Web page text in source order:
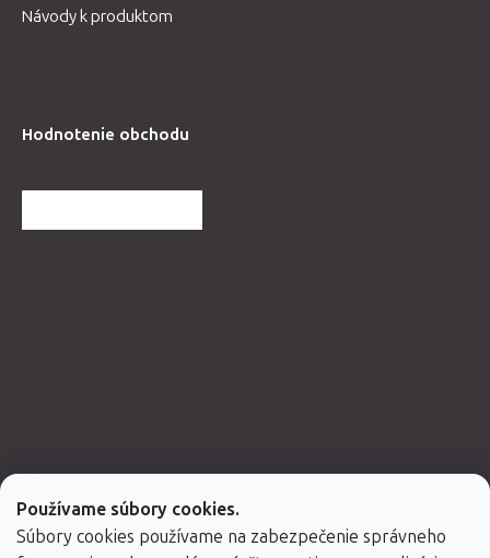
Používame súbory cookies.
Súbory cookies používame na zabezpečenie správneho
Návody k produktom
Hodnotenie obchodu